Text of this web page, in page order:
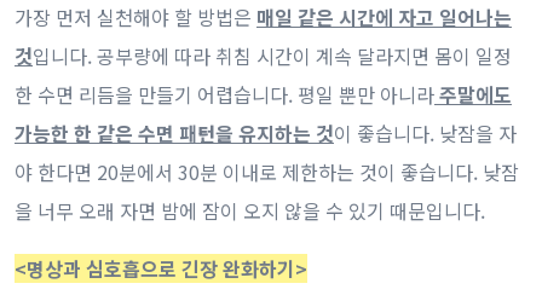
가장 먼저 실천해야 할 방법은 매일 같은 시간에 자고 일어나는
것입니다. 공부량에 따라 취침 시간이 계속 달라지면 몸이 일정
한 수면 리듬을 만들기 어렵습니다. 평일 뿐만 아니라주말에도
가능한 한 같은 수면 패턴을 유지하는 것이 좋습니다. 낮잠을 자
야 한다면 20분에서 30분 이내로 제한하는 것이 좋습니다. 낮잠
을 너무 오래 자면 밤에 잠이 오지 않을 수 있기 때문입니다.
<명상과 심호흡으로 긴장 완화하기>